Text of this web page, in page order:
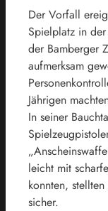
Der Vorfall
Spielplatz in der
der Bamberger
aufmerksam
Jährigen
In seiner
leicht mit
konnten,
sicher.